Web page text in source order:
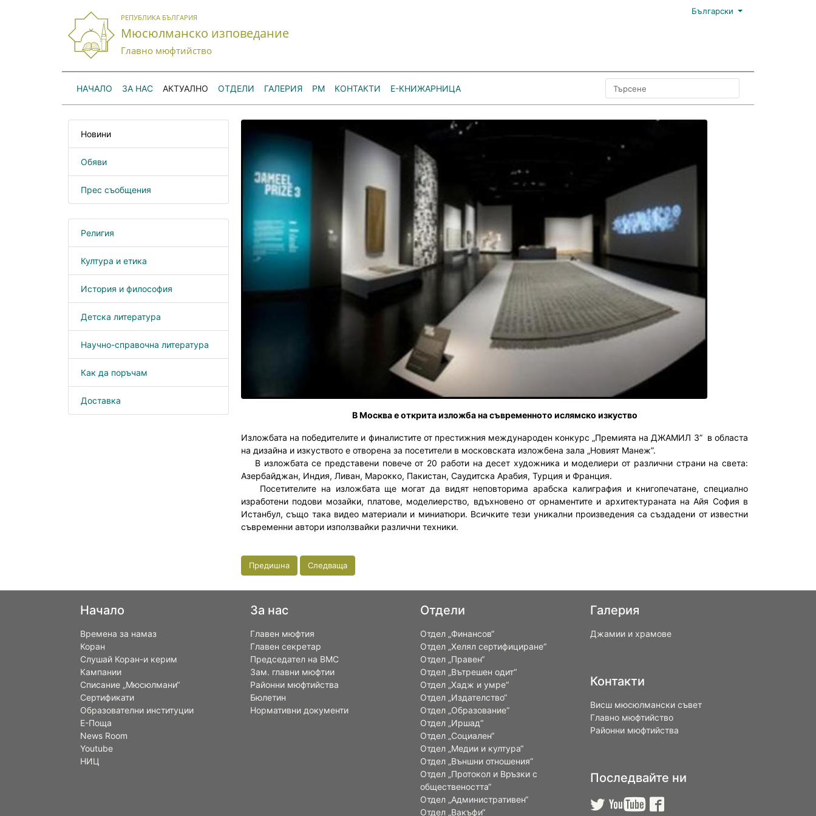
РЕПУБЛИКА БЪЛГАРИЯ
Мюсюлманско изповедание
Главно мюфтийство
Български
НАЧАЛО ЗА НАС АКТУАЛНО ОТДЕЛИ ГАЛЕРИЯ РМ КОНТАКТИ Е-КНИЖАРНИЦА
Новини
Обяви
Прес съобщения
Религия
Култура и етика
История и философия
Детска литература
Научно-справочна литература
Как да поръчам
Доставка
В Москва е открита изложба на съвременното ислямско изкуство
Изложбата на победителите и финалистите от престижния международен конкурс „Премията на ДЖАМИЛ 3” в областа
на дизайна и изкуството е отворена за посетители в московската изложбена зала „Новият Манеж”.
В изложбата се представени повече от 20 работи на десет художника и моделиери от различни страни на света:
Азербайджан, Индия, Ливан, Марокко, Пакистан, Саудитска Арабия, Турция и Франция.
Посетителите на изложбата ще могат да видят неповторима арабска калиграфия и книгопечатане, специално
изработени подови мозайки, платове, моделиерство, вдъхновено от орнаментите и архитектураната на Айя София в
Истанбул, също така видео материали и миниатюри. Всичките тези уникални произведения са създадени от известни
съвременни автори използвайки различни техники.
Предишна Следваща
Начало
Времена за намаз
Коран
Слушай Коран-и керим
Кампании
Списание „Мюсюлмани“
Сертификати
Образователни институции
Е-Поща
News Room
Youtube
НИЦ
За нас
Главен мюфтия
Главен секретар
Председател на ВМС
Зам. главни мюфтии
Районни мюфтийства
Бюлетин
Нормативни документи
Отдели
Отдел „Финансов“
Отдел „Хелял сертифициране“
Отдел „Правен“
Отдел „Вътрешен одит“
Отдел „Хадж и умре“
Отдел „Издателство“
Отдел „Образование“
Отдел „Иршад“
Отдел „Социален“
Отдел „Медии и култура“
Отдел „Външни отношения”
Oтдел „Протокол и Връзки с
обществеността“
Отдел „Административен“
Отдел „Вакъфи“
Галерия
Джамии и храмове
Контакти
Висш мюсюлмански съвет
Главно мюфтийство
Районни мюфтийства
Последвайте ни
  